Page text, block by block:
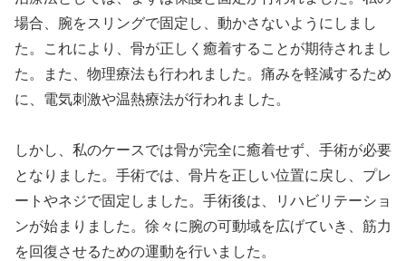
場合、腕をスリングで固定し、動かさないようにしまし
た。これにより、骨が正しく癒着することが期待されまし
た。また、物理療法も行われました。痛みを軽減するため
に、電気刺激や温熱療法が行われました。
しかし、私のケースでは骨が完全に癒着せず、手術が必要
となりました。手術では、骨片を正しい位置に戻し、プレ
ートやネジで固定しました。手術後は、リハビリテーショ
ンが始まりました。徐々に腕の可動域を広げていき、筋力
を回復させるための運動を行いました。